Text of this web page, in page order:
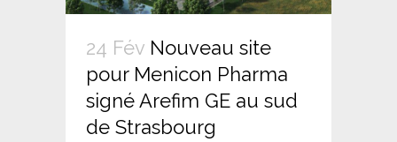
24 Fév Nouveau site
pour Menicon Pharma
signé Arefim GE au sud
de Strasbourg